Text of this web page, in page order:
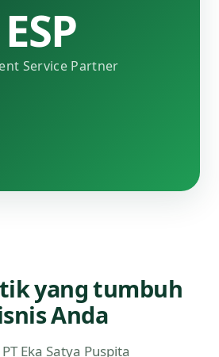
ESP
Service Partner
yang tumbuh
Anda
Eka Satya Puspita